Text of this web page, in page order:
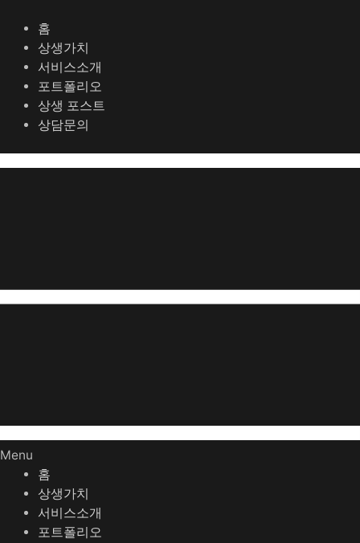
홈
상생가치
서비스소개
포트폴리오
상생 포스트
상담문의
Menu
홈
상생가치
서비스소개
포트폴리오